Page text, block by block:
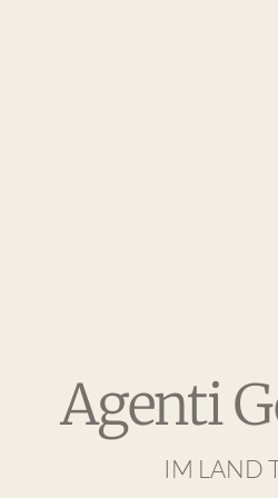
Agenti
IM LAND